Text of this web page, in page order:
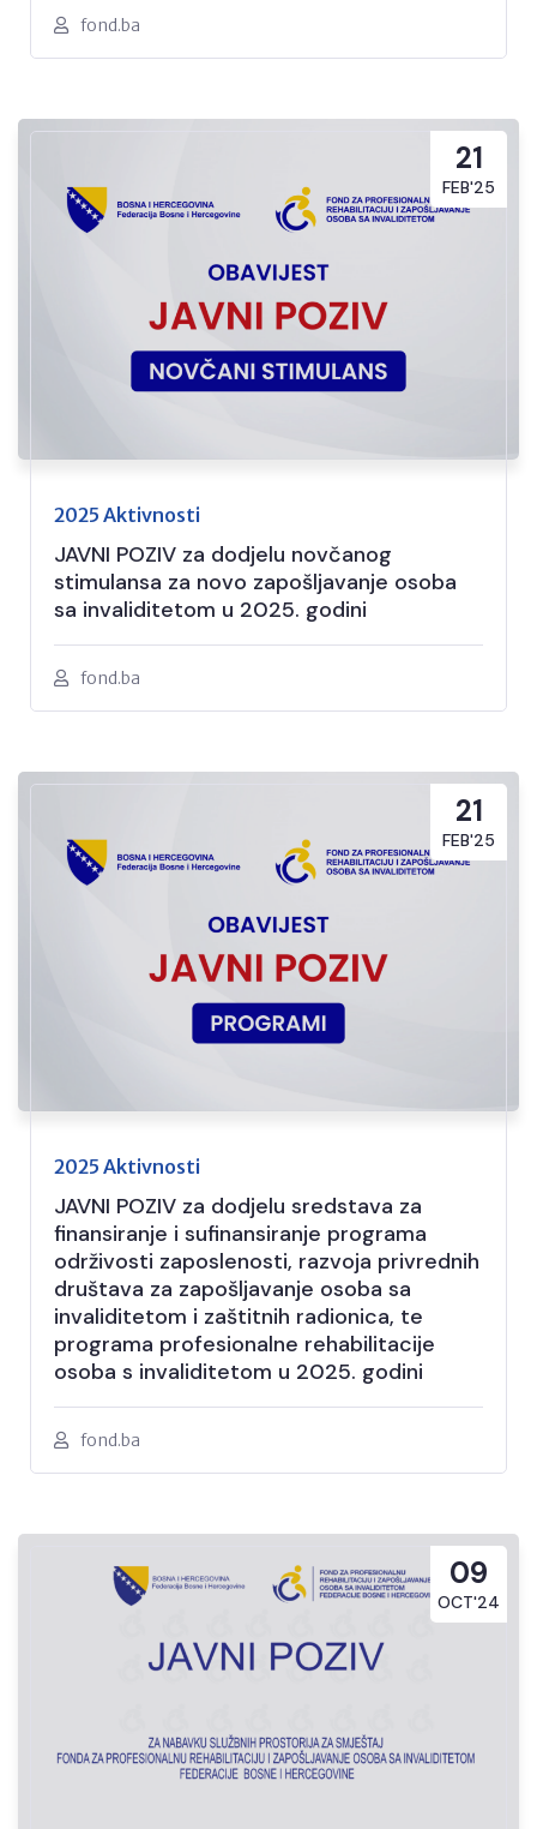
fond.ba
21
FEB'25
2025 Aktivnosti
JAVNI POZIV za dodjelu novčanog
stimulansa za novo zapošljavanje osoba
sa invaliditetom u 2025. godini
fond.ba
21
FEB'25
2025 Aktivnosti
JAVNI POZIV za dodjelu sredstava za
finansiranje i sufinansiranje programa
održivosti zaposlenosti, razvoja privrednih
društava za zapošljavanje osoba sa
invaliditetom i zaštitnih radionica, te
programa profesionalne rehabilitacije
osoba s invaliditetom u 2025. godini
fond.ba
09
OCT'24